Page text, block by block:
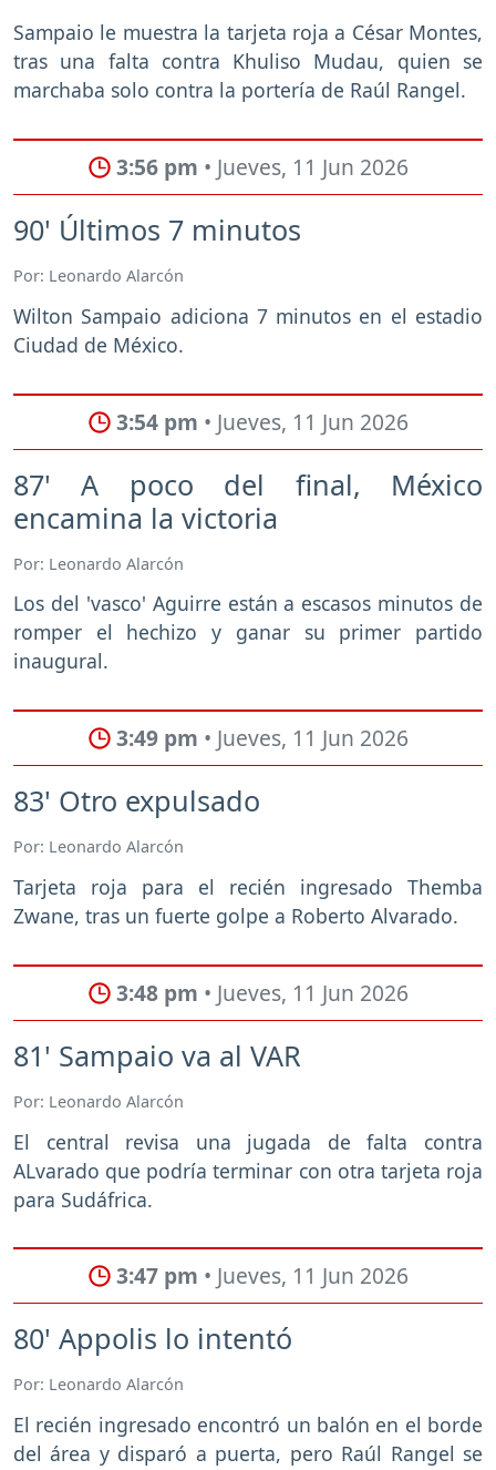
Sampaio le muestra la tarjeta roja a César Montes,
tras una falta contra Khuliso Mudau, quien se
marchaba solo contra la portería de Raúl Rangel.
3:56 pm • Jueves, 11 Jun 2026
90' Últimos 7 minutos
Por: Leonardo Alarcón
Wilton Sampaio adiciona 7 minutos en el estadio
Ciudad de México.
3:54 pm • Jueves, 11 Jun 2026
87' A poco del final, México
encamina la victoria
Por: Leonardo Alarcón
Los del 'vasco' Aguirre están a escasos minutos de
romper el hechizo y ganar su primer partido
inaugural.
3:49 pm • Jueves, 11 Jun 2026
83' Otro expulsado
Por: Leonardo Alarcón
Tarjeta roja para el recién ingresado Themba
Zwane, tras un fuerte golpe a Roberto Alvarado.
3:48 pm • Jueves, 11 Jun 2026
81' Sampaio va al VAR
Por: Leonardo Alarcón
El central revisa una jugada de falta contra
ALvarado que podría terminar con otra tarjeta roja
para Sudáfrica.
3:47 pm • Jueves, 11 Jun 2026
80' Appolis lo intentó
Por: Leonardo Alarcón
El recién ingresado encontró un balón en el borde
del área y disparó a puerta, pero Raúl Rangel se